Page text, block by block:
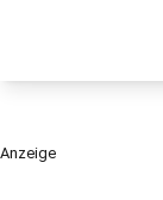
Anzeige